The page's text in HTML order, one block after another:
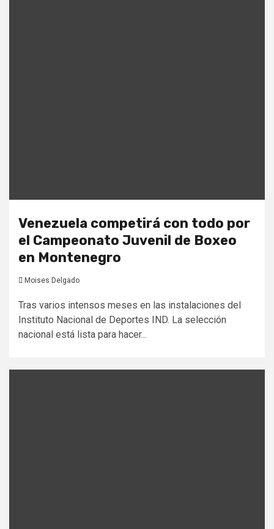
Venezuela competirá con todo por
el Campeonato Juvenil de Boxeo
en Montenegro
Moises Delgado
Tras varios intensos meses en las instalaciones del
Instituto Nacional de Deportes IND. La selección
nacional está lista para hacer...